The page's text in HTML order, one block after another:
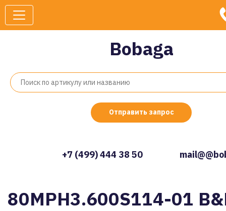
Bobaga
Отправить запрос
+7 (499) 444 38 50
80MPH3.600S114-01